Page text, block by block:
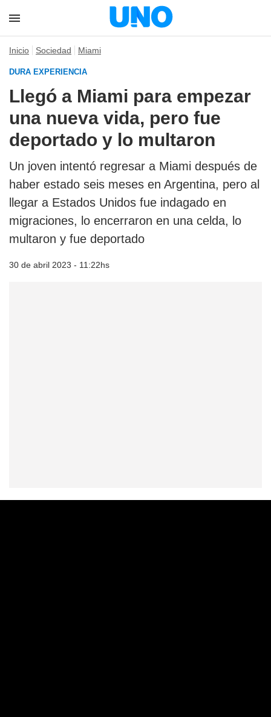
Inicio Sociedad Miami
DURA EXPERIENCIA
Llegó a Miami para empezar
una nueva vida, pero fue
deportado y lo multaron
Un joven intentó regresar a Miami después de
haber estado seis meses en Argentina, pero al
llegar a Estados Unidos fue indagado en
migraciones, lo encerraron en una celda, lo
multaron y fue deportado
30 de abril 2023 - 11:22hs